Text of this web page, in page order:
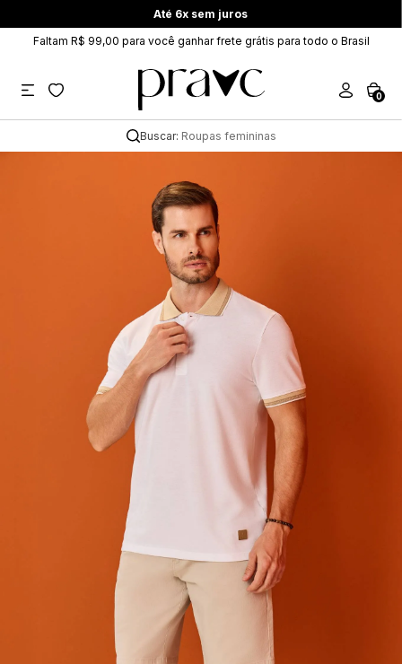
Até 6x sem juros
Faltam R$ 99,00 para você ganhar frete grátis para todo o Brasil
0
Buscar: Roupas femininas